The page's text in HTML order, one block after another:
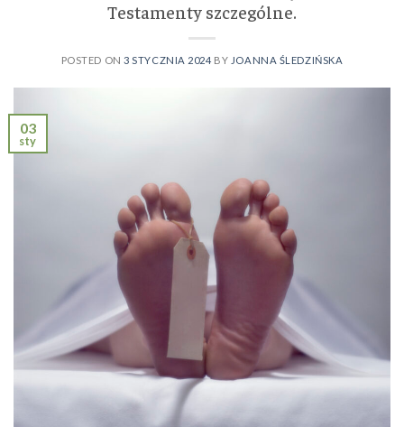
Testamenty szczególne.
POSTED ON3 STYCZNIA 2024 BY JOANNA ŚLEDZIŃSKA
03
sty